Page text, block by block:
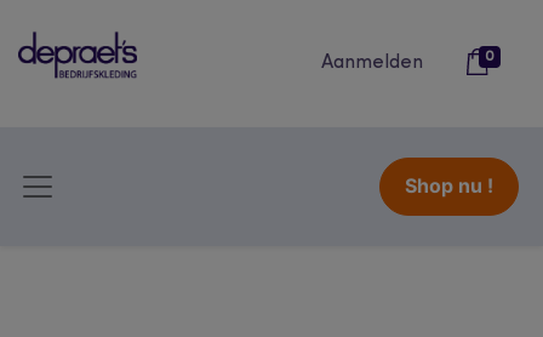
Aanmelden 0
Shop nu !